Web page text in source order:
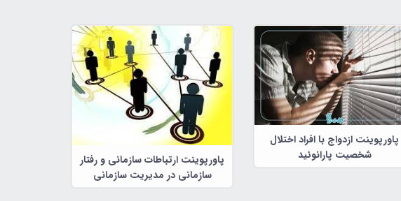
پاورپوینت ازدواج با افراد اختلال
شخصیت پارانوئید
پاورپوینت ارتباطات سازمانی و رفتار
سازمانی در مدیریت سازمانی